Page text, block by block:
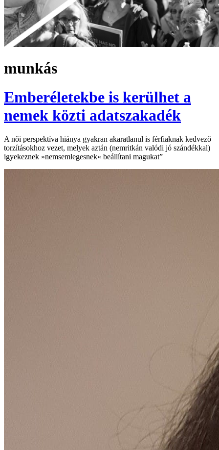
munkás
Emberéletekbe is kerülhet a
nemek közti adatszakadék
A női perspektíva hiánya gyakran akaratlanul is férfiaknak kedvező
torzításokhoz vezet, melyek aztán (nemritkán valódi jó szándékkal)
igyekeznek »nemsemlegesnek« beállítani magukat”